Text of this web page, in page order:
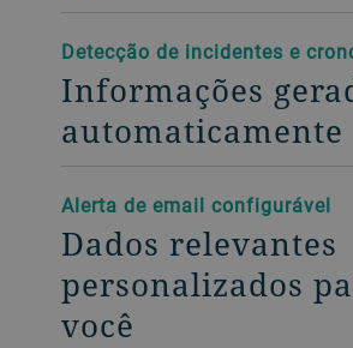
Detecção de incidentes e
Informações
automaticamente
Alerta de email configurável
Dados relevantes
personalizados
você